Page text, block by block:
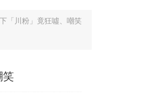
「川粉」竟狂噓、嘲笑